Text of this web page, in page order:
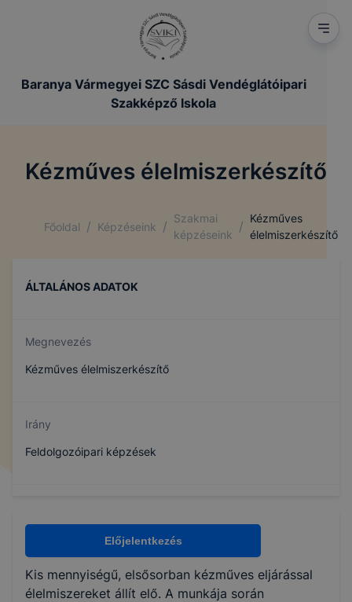
Baranya Vármegyei SZC Sásdi Vendéglátóipari
Szakképző Iskola
Kézműves élelmiszerkészítő
Főoldal / Képzéseink /
Szakmai
képzéseink
/
Kézműves
élelmiszerkészítő
ÁLTALÁNOS ADATOK
Megnevezés
Kézműves élelmiszerkészítő
Irány
Feldolgozóipari képzések
Élelmiszergyártás
Minimum óraszám
Előjelentkezés
Kis mennyiségű, elsősorban kézműves eljárással
élelmiszereket állít elő. A munkája során